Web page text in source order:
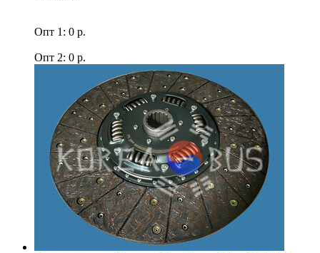
Опт 1: 0 р.
Опт 2: 0 р.